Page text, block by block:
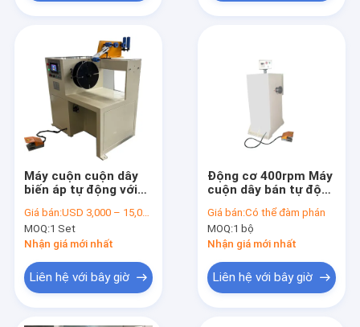
Máy cuộn cuộn dây
biến áp tự động với
độ cuộn 400rpm và
tính năng an toàn
dừng khẩn cấp
Giá bán:USD 3,000 – 15,000 / Set
MOQ:1 Set
Nhận giá mới nhất
Liên hệ với bây giờ
Động cơ 400rpm Máy
cuộn dây bán tự động
Giá bán:Có thể đàm phán
MOQ:1 bộ
Nhận giá mới nhất
Liên hệ với bây giờ